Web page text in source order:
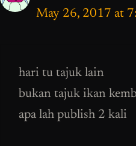
May 26, 2017 at
hari tu tajuk lain
bukan tajuk ikan
apa lah publish 2 kali